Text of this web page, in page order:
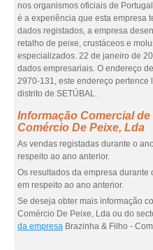
nos organismos oficiais de
é a experiência que esta empresa
dados registados, a empresa
retalho de peixe, crustáceos e
especializados. 22 de janeiro de
dados empresariais. O endereço
2970-131, este endereço pertence
distrito de SETÚBAL.
Informação Comercial
Comércio De Peixe, Lda
As vendas registadas durante o
respeito ao ano anterior.
Os resultados da empresa
em respeito ao ano anterior.
Se deseja obter mais informação
Comércio De Peixe, Lda ou do
da empresa Brazinha & Filho -